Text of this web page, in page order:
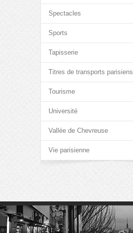
Spectacles
Sports
Tapisserie
Titres de transports parisiens
Tourisme
Université
Vallée de Chevreuse
Vie parisienne